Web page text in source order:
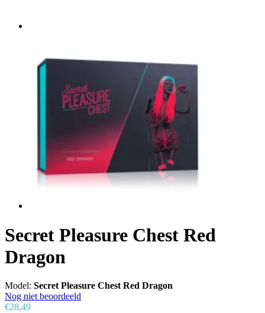
Secret Pleasure Chest Red
Dragon
Model: Secret Pleasure Chest Red Dragon
Nog niet beoordeeld
€28,49